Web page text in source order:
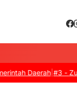
Daerah|#3 -